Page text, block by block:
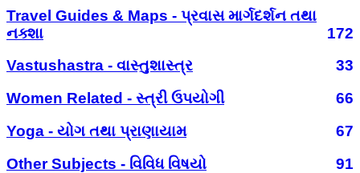
Travel Guides & Maps - પ્રવાસ માર્ગદર્શન તથા
નક્શા
172
Vastushastra - વાસ્તુશાસ્ત્ર
33
Women Related - સ્ત્રી ઉપયોગી
66
Yoga - યોગ તથા પ્રાણાયામ
67
Other Subjects - વિવિધ વિષયો
91